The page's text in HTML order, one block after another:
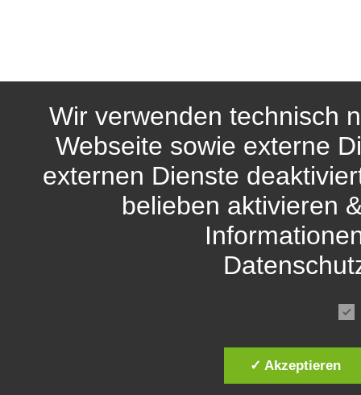
Wir verwenden technisch
Webseite sowie externe
externen Dienste
belieben aktivieren
✓ Akzeptieren